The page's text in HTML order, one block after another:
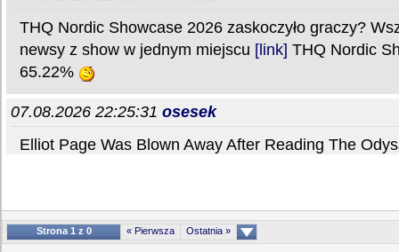
Strona 1 z 0 « Pierwsza Ostatnia »